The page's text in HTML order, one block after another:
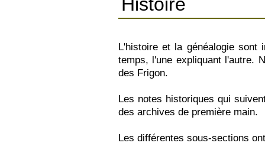
L'histoire et la généalogie
temps, l'une expliquant l'autre.
des Frigon.
Les notes historiques qui
des archives de première main.
Les différentes sous-sections